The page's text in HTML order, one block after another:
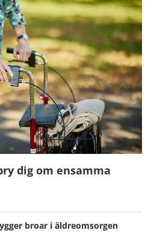
dig om ensamma
broar i äldreomsorgen